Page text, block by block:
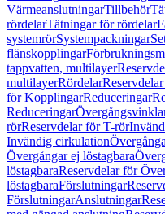
VärmeanslutningarTillbehör
rördelarTätningar för rördelar
systemrörSystempackningar
flänskopplingar
tappvatten, multilayer
multilayerRördelar
för KopplingarReduceringar
Reduceringar
rörReservdelar för T-rör
Invändig cirkulation
Övergångar ej löstagbara
löstagbaraReservdelar för
löstagbaraFörslutningar
FörslutningarAnslutningar